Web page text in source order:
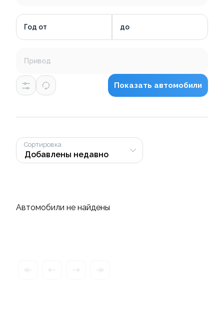
Год от до
Привод
Показать автомобили
Сортировка
Автомобили не найдены